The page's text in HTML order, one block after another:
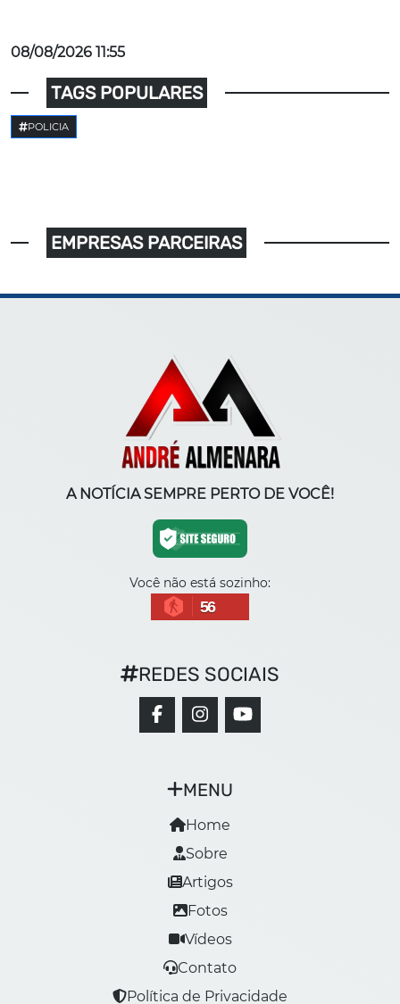
08/08/2026 11:55
TAGS POPULARES
POLICIA
EMPRESAS PARCEIRAS
A NOTÍCIA SEMPRE PERTO DE VOCÊ!
Você não está sozinho:
56
MENU
Home
Sobre
Artigos
Fotos
Vídeos
Contato
Política de Privacidade
REDES SOCIAIS